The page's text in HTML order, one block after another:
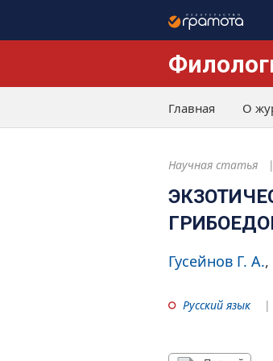
Главная О
Научная статья
Гусейнов Г. А.
Русский язык